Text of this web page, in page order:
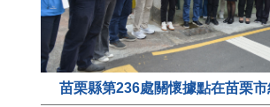
苗栗縣第236處關懷據點在苗栗